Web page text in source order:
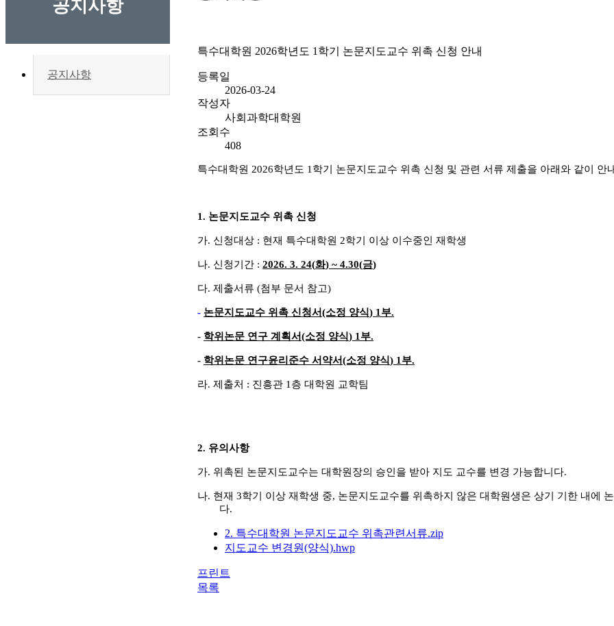
공지사항
공지사항
특수대학원 2026학년도 1학기 논문지도교수 위촉 신청 안내
등록일
2026-03-24
작성자
사회과학대학원
조회수
408
특수대학원 2026학년도 1 학기 논문지도교수 위촉 신청 및 관련 서류 제출을 아래와 같이 안
1. 논문지도교수 위촉 신청
가. 신청대상 : 현재 특수대학원 2학기 이상 이수중인 재학생
나. 신청기간 : 2026. 3. 24(화) ~ 4.30(금)
다. 제출서류 (첨부 문서 참고)
- 논문지도교수 위촉 신청서(소정 양식) 1 부.
- 학위논문 연구 계획서(소정 양식) 1 부.
- 학위논문 연구윤리준수 서약서(소정 양식) 1 부.
라. 제출처 : 진흥관 1 층 대학원 교학팀
2. 유의사항
가. 위촉된 논문지도교수는 대학원장의 승인을 받아 지도 교수를 변경 가능합니다.
나. 현재 3학기 이상 재학생 중, 논문지도교수를 위촉하지 않은 대학원생은 상기 기한 내에
다.
2. 특수대학원 논문지도교수 위촉관련서류.zip
지도교수 변경원(양식).hwp
프린트
목록